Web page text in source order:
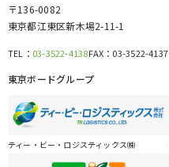
〒136-0082
東京都江東区新木場2-11-1
TEL： 03-3522-4138FAX： 03-3522-4137
東京ボードグループ
ティー・ビー・ロジスティックス㈱